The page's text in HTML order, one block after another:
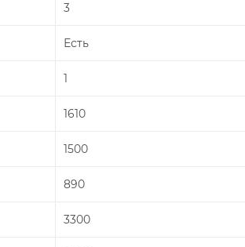
3
Есть
1
1610
1500
890
3300